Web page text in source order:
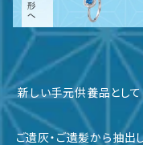
新しい手元供養品として
ご遺灰・ご遺髪から抽出